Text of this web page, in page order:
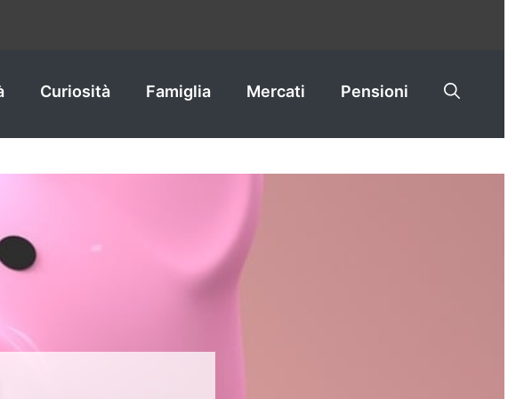
Curiosità Famiglia Mercati Pensioni